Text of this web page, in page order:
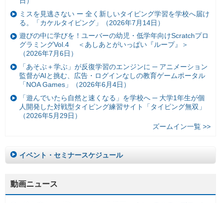
ミスを見逃さない ー 全く新しいタイピング学習を学校へ届け
る。「カケルタイピング」（2026年7月14日）
遊びの中に学びを！ユーバーの幼児・低学年向けScratchプロ
グラミングVol.4 ＜あしあとがいっぱい『ループ』＞
（2026年7月6日）
「あそぶ＋学ぶ」が反復学習のエンジンに ─ アニメーション
監督がAIと挑む、広告・ログインなしの教育ゲームポータル
「NOA Games」（2026年6月4日）
「遊んでいたら自然と速くなる」を学校へ ─ 大学1年生が個
人開発した対戦型タイピング練習サイト「タイピング無双」
（2026年5月29日）
ズームイン一覧 >>
イベント・セミナースケジュール
動画ニュース